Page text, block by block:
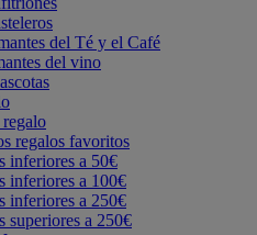
del Té y el Café
del vino
regalo
regalos favoritos
inferiores a 50€
inferiores a 100€
inferiores a 250€
superiores a 250€